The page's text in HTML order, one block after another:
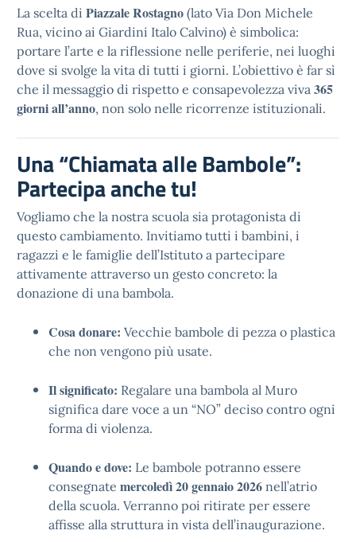
La scelta di Piazzale Rostagno (lato Via Don Michele
Rua, vicino ai Giardini Italo Calvino) è simbolica:
portare l’arte e la riflessione nelle periferie, nei luoghi
dove si svolge la vita di tutti i giorni. L’obiettivo è far sì
che il messaggio di rispetto e consapevolezza viva 365
giorni all’anno, non solo nelle ricorrenze istituzionali.
Una “Chiamata alle Bambole”:
Partecipa anche tu!
Vogliamo che la nostra scuola sia protagonista di
questo cambiamento. Invitiamo tutti i bambini, i
ragazzi e le famiglie dell’Istituto a partecipare
attivamente attraverso un gesto concreto: la
donazione di una bambola.
Cosa donare: Vecchie bambole di pezza o plastica
che non vengono più usate.
Il significato: Regalare una bambola al Muro
significa dare voce a un “NO” deciso contro ogni
forma di violenza.
Quando e dove: Le bambole potranno essere
consegnate mercoledì 20 gennaio 2026 nell’atrio
della scuola. Verranno poi ritirate per essere
affisse alla struttura in vista dell’inaugurazione.